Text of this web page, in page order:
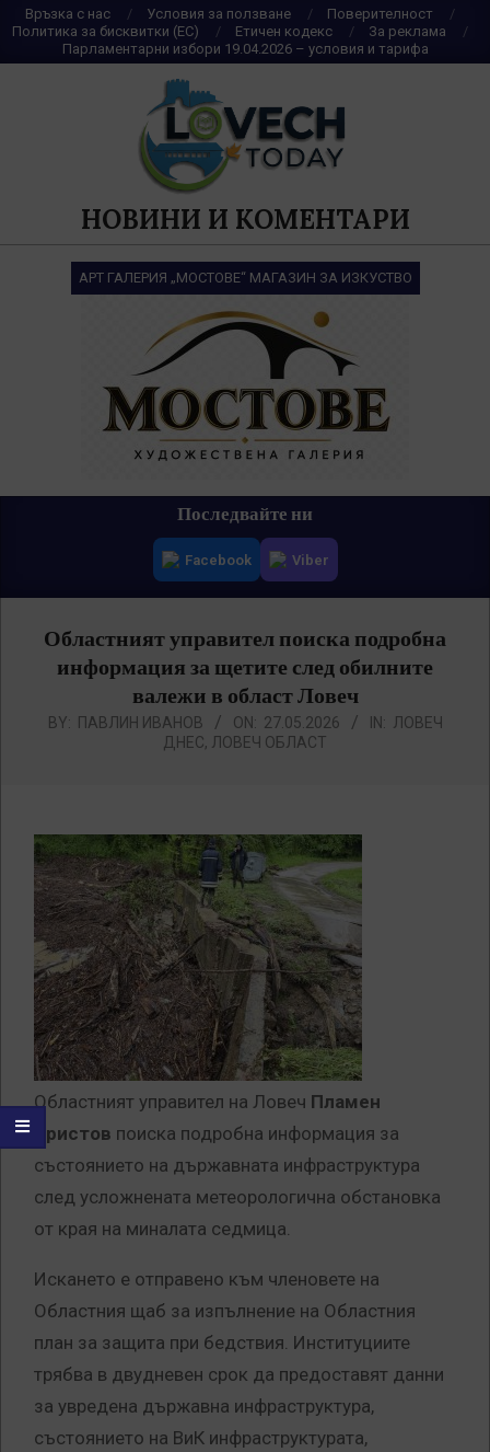
Skip
to
content
Връзка с нас Условия за ползване
Поверителност
Политика за бисквитки (ЕС)
Етичен кодекс
За реклама
Парламентарни избори 19.04.2026 – условия и тарифа
НОВИНИ И КОМЕНТАРИ
АРТ ГАЛЕРИЯ „МОСТОВЕ“ МАГАЗИН ЗА ИЗКУСТВО
Последвайте ни
Facebook Viber
Областният управител поиска подробна
информация за щетите след обилните
валежи в област Ловеч
BY: ПАВЛИН ИВАНОВ ON: 27.05.2026 IN: ЛОВЕЧ
ДНЕС, ЛОВЕЧ ОБЛАСТ
Областният управител на Ловеч Пламен
Христов поиска подробна информация за
състоянието на държавната инфраструктура
след усложнената метеорологична обстановка
от края на миналата седмица.
Искането е отправено към членовете на
Областния щаб за изпълнение на Областния
план за защита при бедствия. Институциите
трябва в двудневен срок да предоставят данни
за увредена държавна инфраструктура,
състоянието на ВиК инфраструктурата,